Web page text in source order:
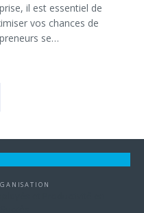
il est essentiel de
vos chances de
se…